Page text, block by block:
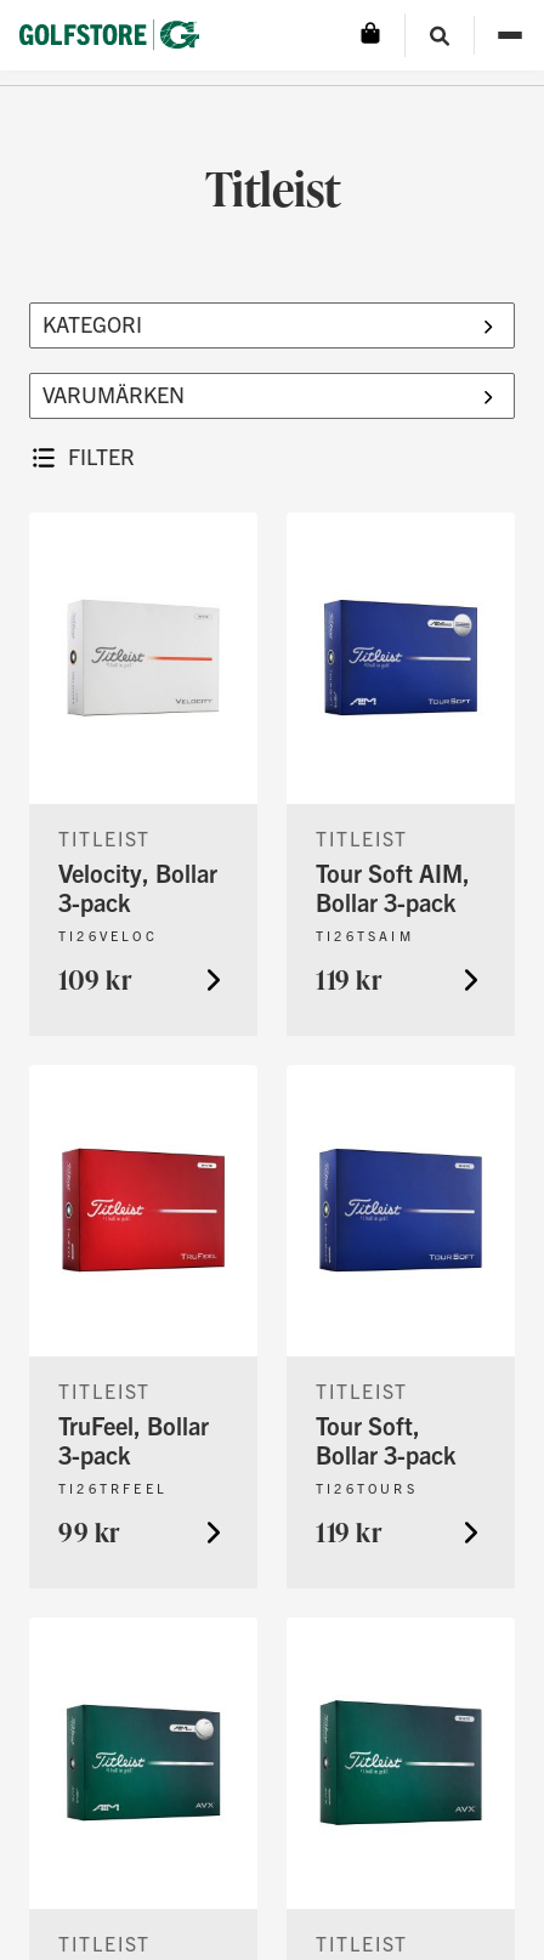
Titleist
FILTER
TITLEIST
Velocity, Bollar
3-pack
TI26VELOC
109 kr
TITLEIST
Tour Soft AIM,
Bollar 3-pack
TI26TSAIM
119 kr
TITLEIST
TruFeel, Bollar
3-pack
TI26TRFEEL
99 kr
TITLEIST
Tour Soft,
Bollar 3-pack
TI26TOURS
119 kr
TITLEIST TITLEIST